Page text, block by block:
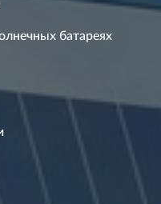
батареях